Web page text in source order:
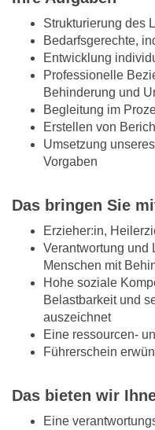
Strukturierung des
Bedarfsgerechte,
Entwicklung
Professionelle
Behinderung und
Begleitung im
Erstellen von
Umsetzung
Vorgaben
Das bringen Sie
Erzieher:in,
Verantwortung und
Menschen mit
Hohe soziale
Belastbarkeit und
auszeichnet
Eine ressourcen-
Führerschein
Das bieten wir
Eine